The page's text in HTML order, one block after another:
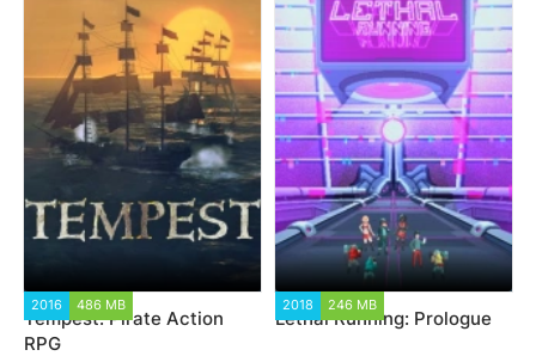
2016 486 MB
Tempest: Pirate Action
RPG
2018 246 MB
Lethal Running: Prologue